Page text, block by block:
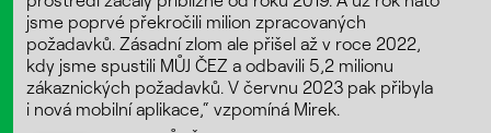
jsme poprvé překročili milion zpracovaných
požadavků. Zásadní zlom ale přišel až v roce 2022,
kdy jsme spustili MŮJ ČEZ a odbavili 5,2 milionu
zákaznických požadavků. V červnu 2023 pak přibyla
i nová mobilní aplikace,“ vzpomíná Mirek.